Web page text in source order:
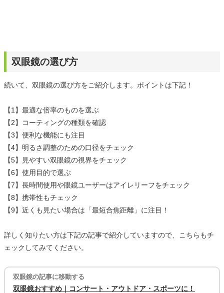
双眼鏡の選び方
続いて、双眼鏡の選び方をご紹介します。ポイントは下記！
【1】最適な倍率のものを選ぶ
【2】コーティングの種類を確認
【3】便利な機能にも注目
【4】明るさ調整のための口径をチェック
【5】見やすい双眼鏡の視界をチェック
【6】使用目的で選ぶ
【7】長時間使用や眼鏡ユーザーはアイレリーフをチェック
【8】携帯性もチェック
【9】近くも見たい場合は「最短合焦距離」に注目！
詳しく知りたい方は下記の記事で紹介していますので、こちらもチ
ェックしてみてください。
双眼鏡の記事に移動する
双眼鏡おすすめ｜コンサート・アウトドア・スポーツに！